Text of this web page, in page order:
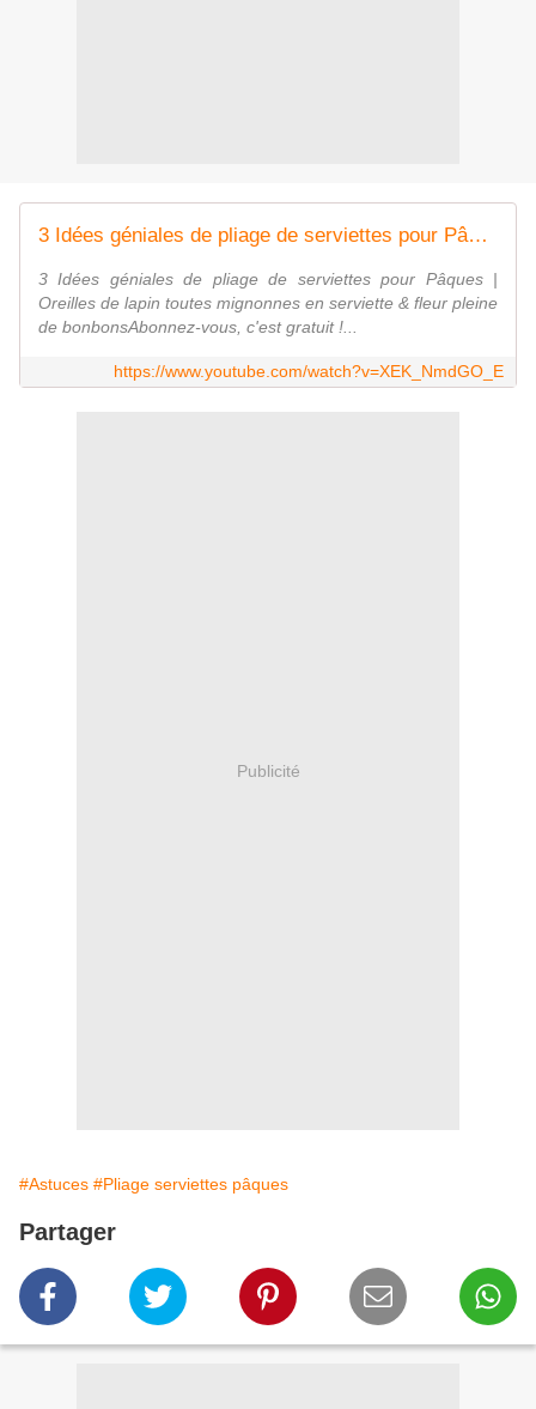
3 Idées géniales de pliage de serviettes pour Pâques | Oreilles de lapin toutes mignonnes
3 Idées géniales de pliage de serviettes pour Pâques |
Oreilles de lapin toutes mignonnes en serviette & fleur pleine
de bonbonsAbonnez-vous, c'est gratuit !...
https://www.youtube.com/watch?v=XEK_NmdGO_E
Publicité
#Astuces #Pliage serviettes pâques
Partager